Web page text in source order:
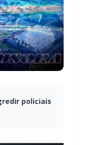
policiais